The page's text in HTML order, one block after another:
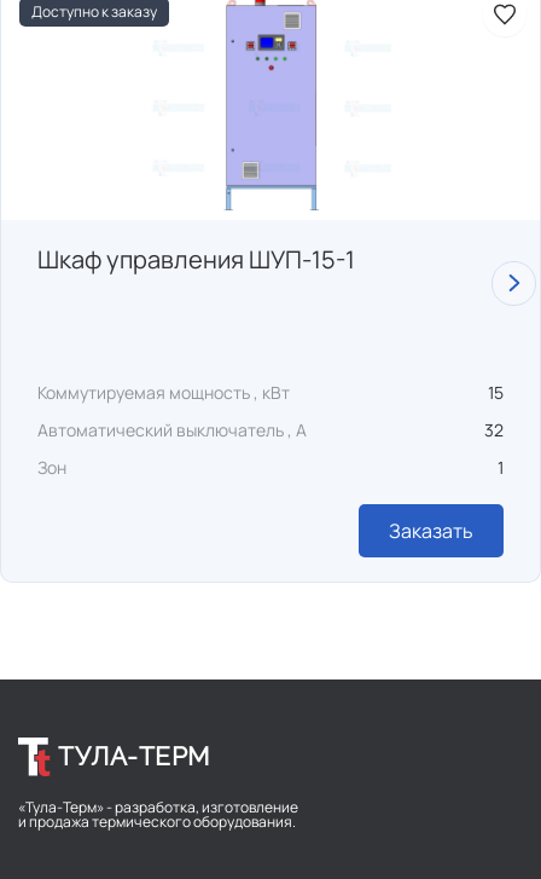
Доступно к заказу
Шкаф управления ШУП-15-1
Коммутируемая мощность , кВт
15
Автоматический выключатель , А
32
Зон
1
Заказать
ТУЛА-ТЕРМ
«Тула-Терм» - разработка, изготовление
и продажа термического оборудования.